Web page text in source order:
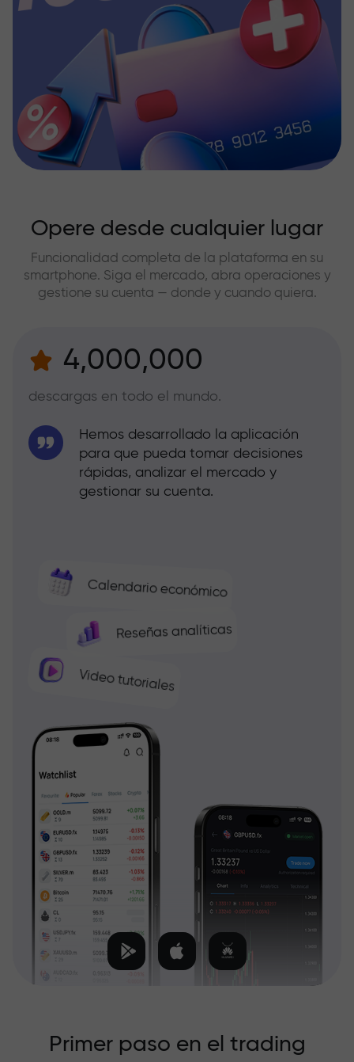
Opere desde cualquier lugar
Funcionalidad completa de la plataforma en su
smartphone. Siga el mercado, abra operaciones y
gestione su cuenta — donde y cuando quiera.
4,000,000
descargas en todo el mundo.
Calendario económico
Reseñas analíticas
Video tutoriales
Hemos desarrollado la aplicación
para que pueda tomar decisiones
rápidas, analizar el mercado y
gestionar su cuenta.
Primer paso en el trading